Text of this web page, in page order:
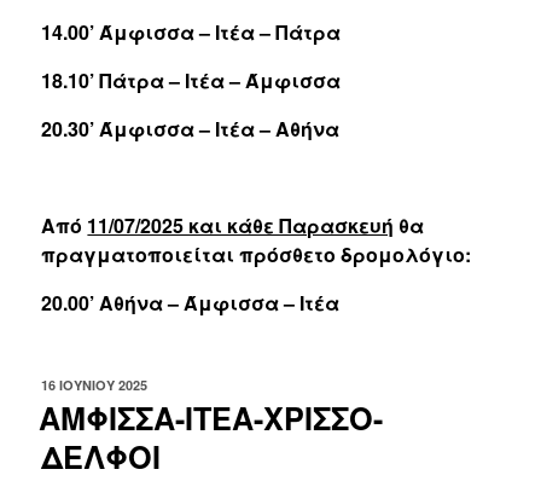
14.00’ Άμφισσα – Ιτέα – Πάτρα
18.10’ Πάτρα – Ιτέα – Άμφισσα
20.30’ Άμφισσα – Ιτέα – Αθήνα
Από 11/07/2025 και κάθε Παρασκευή θα
πραγματοποιείται πρόσθετο δρομολόγιο:
20.00’ Αθήνα – Άμφισσα – Ιτέα
ΔΗΜΟΣΙΕΎΤΗΚΕ
ΣΤΙΣ
16 ΙΟΥΝΊΟΥ 2025
ΑΜΦΙΣΣΑ-ΙΤΕΑ-ΧΡΙΣΣΟ-
ΔΕΛΦΟΙ